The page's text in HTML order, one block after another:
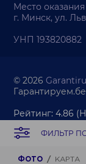
ФИЛЬТР
ФОТО КАРТА
Место оказания
г. Минск, ул.
УНП 193820882
© 2026
Рейтинг: 4.86
Палата
Политика